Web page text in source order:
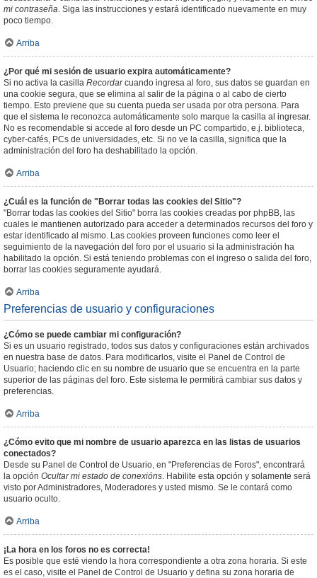
mi contraseña. Siga las instrucciones y estará identificado nuevamente en muy
poco tiempo.
Arriba
¿Por qué mi sesión de usuario expira automáticamente?
Si no activa la casilla Recordarcuando ingresa al foro, sus datos se guardan en
una cookie segura, que se elimina al salir de la página o al cabo de cierto
tiempo. Esto previene que su cuenta pueda ser usada por otra persona. Para
que el sistema le reconozca automáticamente solo marque la casilla al ingresar.
No es recomendable si accede al foro desde un PC compartido, e.j. biblioteca,
cyber-cafés, PCs de universidades, etc. Si no ve la casilla, significa que la
administración del foro ha deshabilitado la opción.
Arriba
¿Cuál es la función de "Borrar todas las cookies del Sitio"?
"Borrar todas las cookies del Sitio" borra las cookies creadas por phpBB, las
cuales le mantienen autorizado para acceder a determinados recursos del foro y
estar identificado al mismo. Las cookies proveen funciones como leer el
seguimiento de la navegación del foro por el usuario si la administración ha
habilitado la opción. Si está teniendo problemas con el ingreso o salida del foro,
borrar las cookies seguramente ayudará.
Arriba
Preferencias de usuario y configuraciones
¿Cómo se puede cambiar mi configuración?
Si es un usuario registrado, todos sus datos y configuraciones están archivados
en nuestra base de datos. Para modificarlos, visite el Panel de Control de
Usuario; haciendo clic en su nombre de usuario que se encuentra en la parte
superior de las páginas del foro. Este sistema le permitirá cambiar sus datos y
preferencias.
Arriba
¿Cómo evito que mi nombre de usuario aparezca en las listas de usuarios
conectados?
Desde su Panel de Control de Usuario, en "Preferencias de Foros", encontrará
la opción Ocultar mi estado de conexións. Habilite esta opción y solamente será
visto por Administradores, Moderadores y usted mismo. Se le contará como
usuario oculto.
Arriba
¡La hora en los foros no es correcta!
Es posible que esté viendo la hora correspondiente a otra zona horaria. Si este
es el caso, visite el Panel de Control de Usuario y defina su zona horaria de